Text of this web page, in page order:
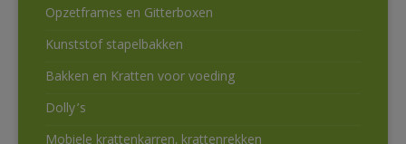
Opzetframes en Gitterboxen
Kunststof stapelbakken
Bakken en Kratten voor voeding
Dolly’s